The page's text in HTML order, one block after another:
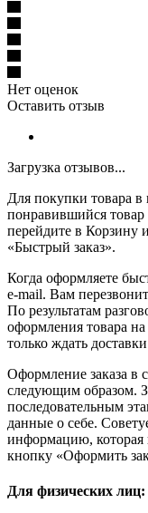
Нет оценок
Оставить отзыв
Загрузка отзывов...
Для покупки товара
понравившийся товар
перейдите в Корзину
«Быстрый заказ».
Когда оформляете
e-mail. Вам
По результатам
оформления товара
только ждать
Оформление заказа в
следующим образом.
последовательным
данные о себе.
информацию, которая
кнопку «Оформить
Для физических лиц: